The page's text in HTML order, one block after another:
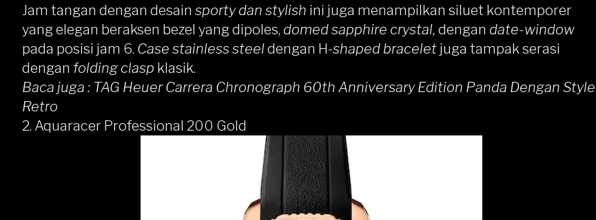
Jam tangan dengan desain sporty dan stylish ini juga menampilkan siluet kontemporer
yang elegan beraksen bezel yang dipoles, domed sapphire crystal, dengan date-window
pada posisi jam 6. Case stainless steeldengan H-shaped bracelet juga tampak serasi
dengan folding clasp klasik.
Baca juga : TAG Heuer Carrera Chronograph 60th Anniversary Edition Panda Dengan Style
Retro
2. Aquaracer Professional 200 Gold